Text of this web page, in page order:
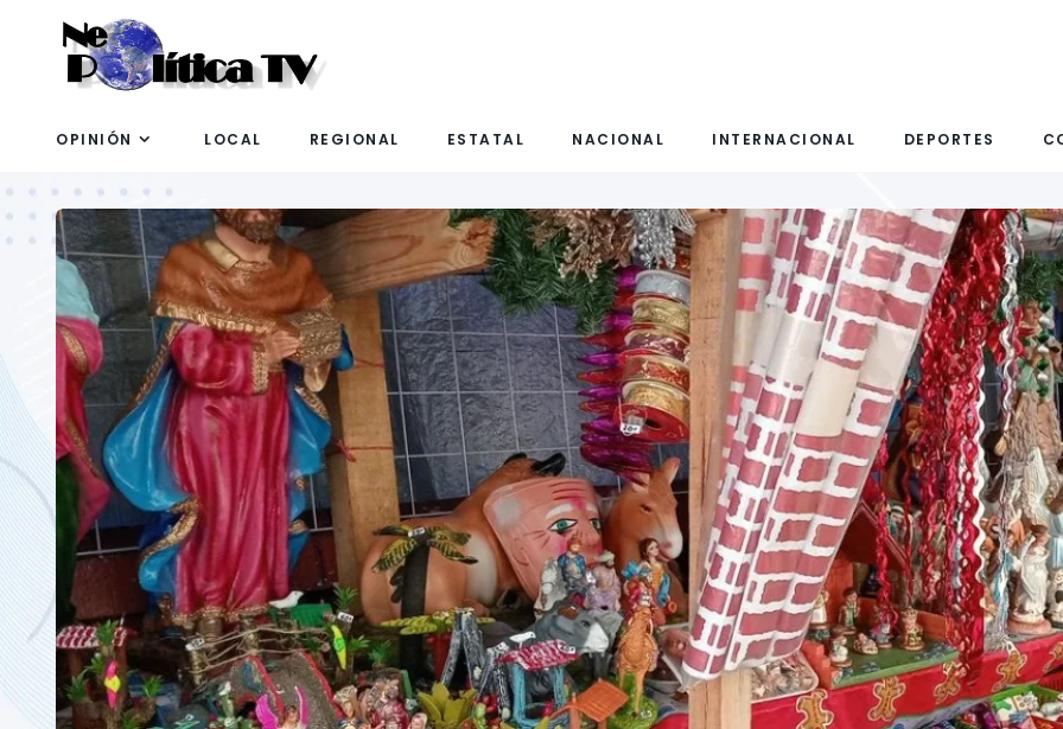
OPINIÓN LOCAL REGIONAL ESTATAL NACIONAL INTERNACIONAL DEPORTES